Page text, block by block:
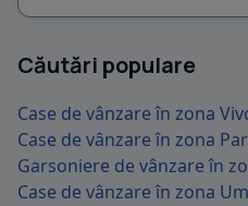
Căutări populare
Case de vânzare în zona
Case de vânzare în zona
Garsoniere de vânzare în
Case de vânzare în zona